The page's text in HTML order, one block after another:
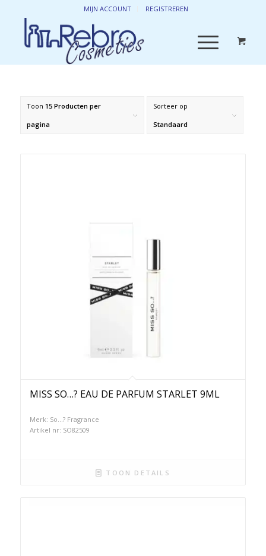
MIJN ACCOUNT REGISTREREN
Sorteer op
Standaard
Toon 15 Producten per
pagina
MISS SO…? EAU DE PARFUM STARLET 9ML
Merk: So...? Fragrance
Artikel nr: SO82509
TOON DETAILS